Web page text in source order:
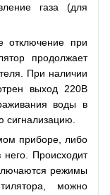
газа (для
отключение при
продолжает
При наличии
выход 220В
воды в
сигнализацию.
приборе, либо
него. Происходит
режимы
можно